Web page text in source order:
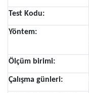
Test Kodu:
Yöntem:
Ölçüm birimi:
Çalışma günleri: